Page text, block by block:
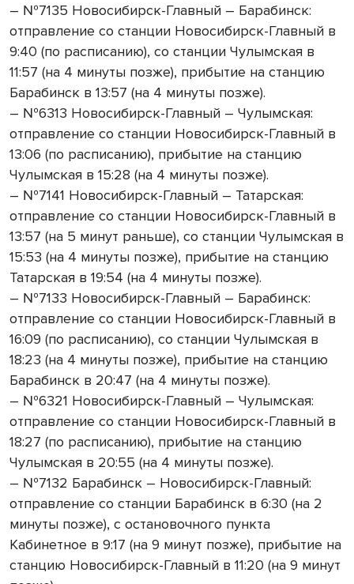
– №7135 Новосибирск-Главный – Барабинск:
отправление со станции Новосибирск-Главный в
9:40 (по расписанию), со станции Чулымская в
11:57 (на 4 минуты позже), прибытие на станцию
Барабинск в 13:57 (на 4 минуты позже).
– №6313 Новосибирск-Главный – Чулымская:
отправление со станции Новосибирск-Главный в
13:06 (по расписанию), прибытие на станцию
Чулымская в 15:28 (на 4 минуты позже).
– №7141 Новосибирск-Главный – Татарская:
отправление со станции Новосибирск-Главный в
13:57 (на 5 минут раньше), со станции Чулымская в
15:53 (на 4 минуты позже), прибытие на станцию
Татарская в 19:54 (на 4 минуты позже).
– №7133 Новосибирск-Главный – Барабинск:
отправление со станции Новосибирск-Главный в
16:09 (по расписанию), со станции Чулымская в
18:23 (на 4 минуты позже), прибытие на станцию
Барабинск в 20:47 (на 4 минуты позже).
– №6321 Новосибирск-Главный – Чулымская:
отправление со станции Новосибирск-Главный в
18:27 (по расписанию), прибытие на станцию
Чулымская в 20:55 (на 4 минуты позже).
– №7132 Барабинск – Новосибирск-Главный:
отправление со станции Барабинск в 6:30 (на 2
минуты позже), с остановочного пункта
Кабинетное в 9:17 (на 9 минут позже), прибытие на
станцию Новосибирск-Главный в 11:20 (на 9 минут